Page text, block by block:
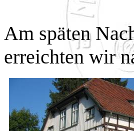
Am späten
erreichten wir